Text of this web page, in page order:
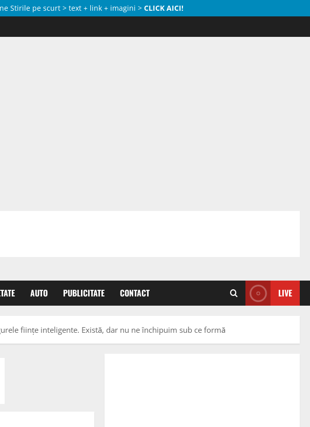
Stirile pe scurt > text + link + imagini > CLICK AICI!
AUTO PUBLICITATE CONTACT LIVE
fiinţe inteligente. Există, dar nu ne închipuim sub ce formă